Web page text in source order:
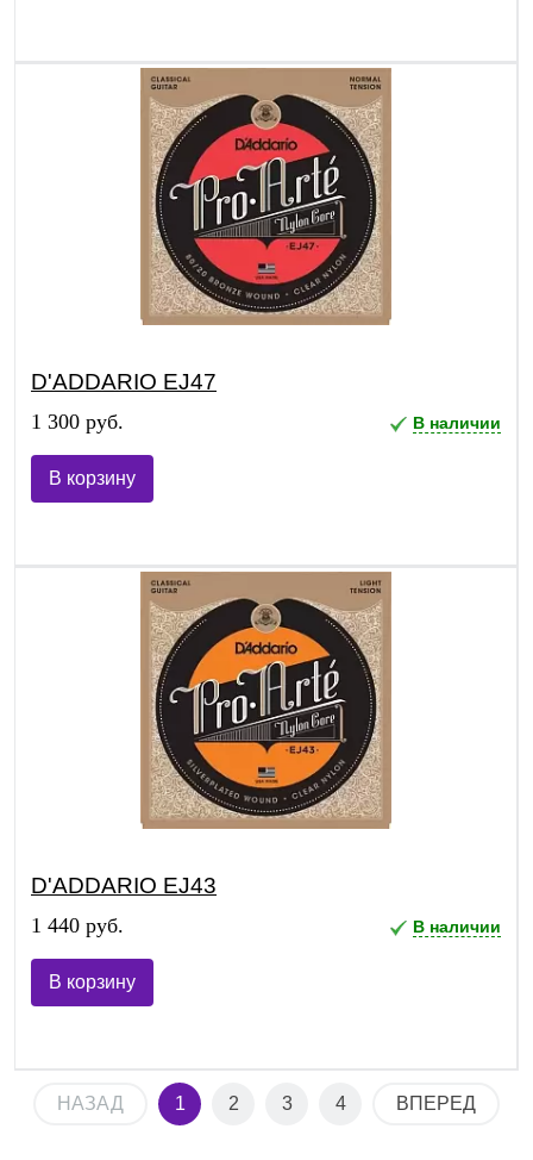
D'ADDARIO EJ47
1 300 руб. В наличии
В корзину
D'ADDARIO EJ43
1 440 руб. В наличии
В корзину
НАЗАД 1 2 3 4 ВПЕРЕД